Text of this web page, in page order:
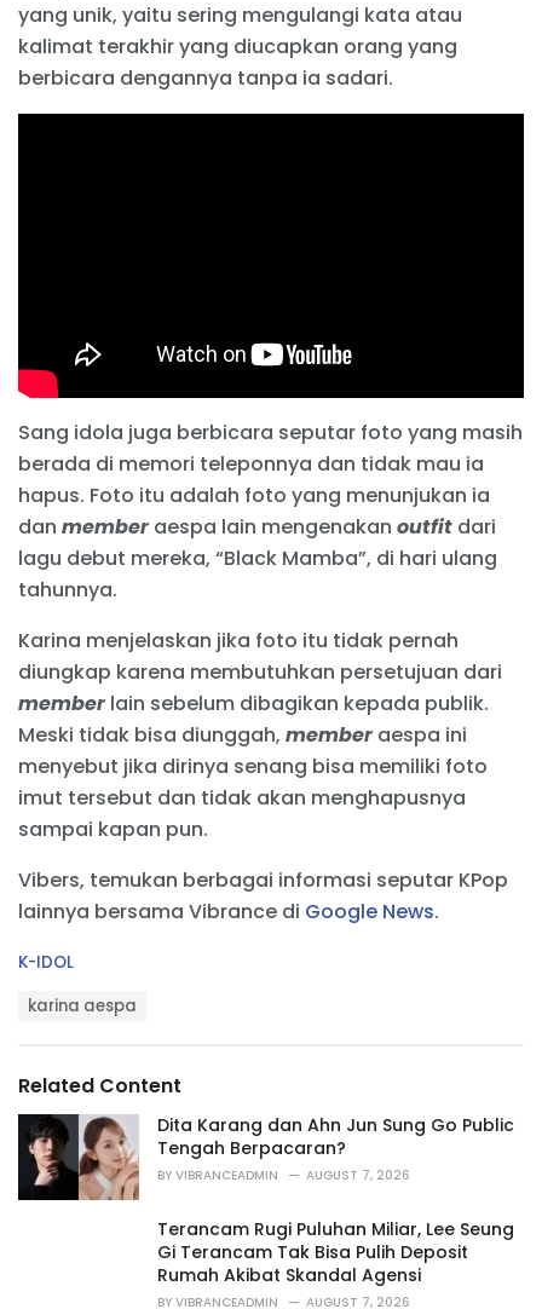
yang unik, yaitu sering mengulangi kata atau
kalimat terakhir yang diucapkan orang yang
berbicara dengannya tanpa ia sadari.
Sang idola juga berbicara seputar foto yang masih
berada di memori teleponnya dan tidak mau ia
hapus. Foto itu adalah foto yang menunjukan ia
dan memberaespa lain mengenakan outfit dari
lagu debut mereka, “Black Mamba”, di hari ulang
tahunnya.
Karina menjelaskan jika foto itu tidak pernah
diungkap karena membutuhkan persetujuan dari
memberlain sebelum dibagikan kepada publik.
Meski tidak bisa diunggah, memberaespa ini
menyebut jika dirinya senang bisa memiliki foto
imut tersebut dan tidak akan menghapusnya
sampai kapan pun.
Vibers, temukan berbagai informasi seputar KPop
lainnya bersama Vibrance di Google News.
C
r
i
K-IDOL
:
karina aespa
Related Content
Dita Karang dan Ahn Jun Sung Go Public
Tengah Berpacaran?
BY VIBRANCEADMIN AUGUST 7, 2026
Terancam Rugi Puluhan Miliar, Lee Seung
Gi Terancam Tak Bisa Pulih Deposit
Rumah Akibat Skandal Agensi
BY VIBRANCEADMIN AUGUST 7, 2026